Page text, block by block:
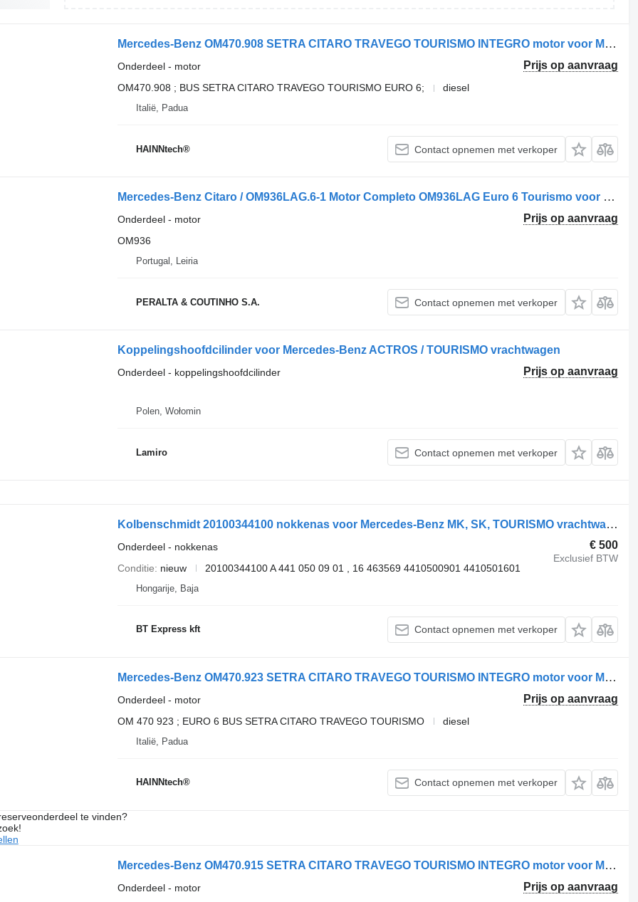
Mercedes-Benz OM470.908 SETRA CITARO TRAVEGO TOURISMO INTEGRO motor voor Mercedes-Benz vrachtwagen
Prijs op aanvraag
Onderdeel - motor
OM470.908 ; BUS SETRA CITARO TRAVEGO TOURISMO EURO 6;
diesel
Italië, Padua
HAINNtech® Contact opnemen met verkoper
Mercedes-Benz Citaro / OM936LAG.6-1 Motor Completo OM936LAG Euro 6 Tourismo voor vrachtwagen
Prijs op aanvraag
Onderdeel - motor
OM936
Portugal, Leiria
PERALTA & COUTINHO S.A. Contact opnemen met verkoper
Koppelingshoofdcilinder voor Mercedes-Benz ACTROS / TOURISMO vrachtwagen
Prijs op aanvraag
Onderdeel - koppelingshoofdcilinder
Polen, Wołomin
Lamiro Contact opnemen met verkoper
Kolbenschmidt 20100344100 nokkenas voor Mercedes-Benz MK, SK, TOURISMO vrachtwagen
€ 500
Exclusief BTW
Onderdeel - nokkenas
Conditie
nieuw 20100344100 A 441 050 09 01 , 16 463569 4410500901 4410501601
Hongarije, Baja
BT Express kft Contact opnemen met verkoper
Mercedes-Benz OM470.923 SETRA CITARO TRAVEGO TOURISMO INTEGRO motor voor Mercedes-Benz vrachtwagen
Prijs op aanvraag
Onderdeel - motor
OM 470 923 ; EURO 6 BUS SETRA CITARO TRAVEGO TOURISMO
diesel
Italië, Padua
HAINNtech® Contact opnemen met verkoper
te vinden?
Mercedes-Benz OM470.915 SETRA CITARO TRAVEGO TOURISMO INTEGRO motor voor Mercedes-Benz vrachtwagen
Prijs op aanvraag
Onderdeel - motor